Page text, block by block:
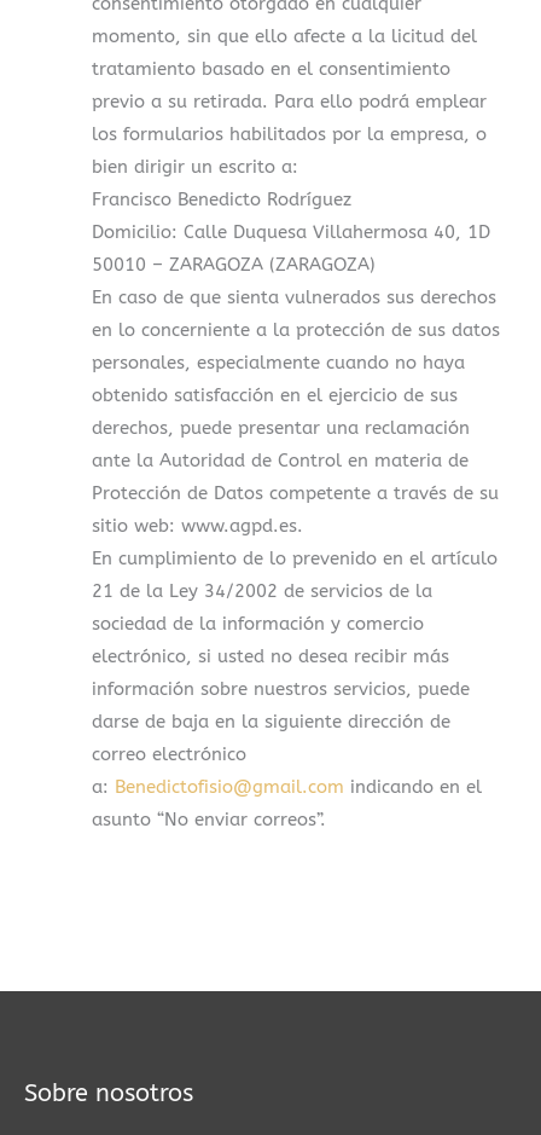
momento, sin que ello afecte a la licitud del
tratamiento basado en el consentimiento
previo a su retirada. Para ello podrá emplear
los formularios habilitados por la empresa, o
bien dirigir un escrito a:
Francisco Benedicto Rodríguez
Domicilio: Calle Duquesa Villahermosa 40, 1D
50010 – ZARAGOZA (ZARAGOZA)
En caso de que sienta vulnerados sus derechos
en lo concerniente a la protección de sus datos
personales, especialmente cuando no haya
obtenido satisfacción en el ejercicio de sus
derechos, puede presentar una reclamación
ante la Autoridad de Control en materia de
Protección de Datos competente a través de su
sitio web: www.agpd.es.
En cumplimiento de lo prevenido en el artículo
21 de la Ley 34/2002 de servicios de la
sociedad de la información y comercio
electrónico, si usted no desea recibir más
información sobre nuestros servicios, puede
darse de baja en la siguiente dirección de
correo electrónico
a: Benedictofisio@gmail.com indicando en el
asunto “No enviar correos”.
Sobre nosotros